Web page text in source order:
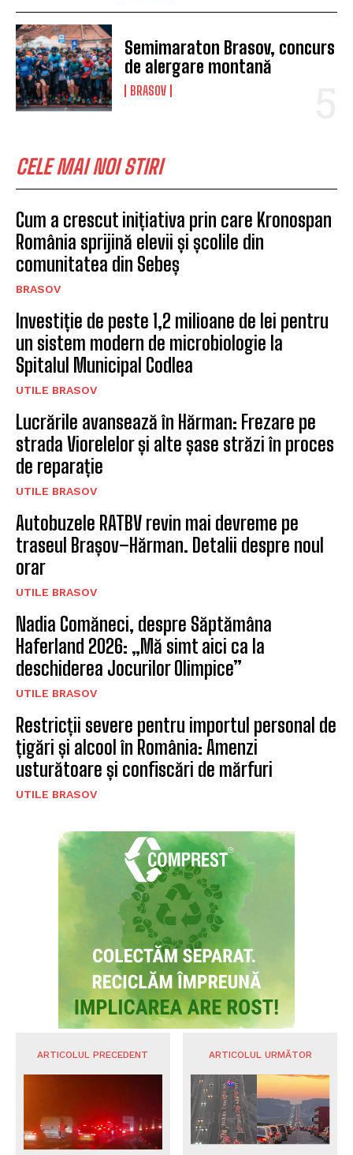
Semimaraton Brasov, concurs
de alergare montană
BRASOV
CELE MAI NOI STIRI
Cum a crescut inițiativa prin care Kronospan
România sprijină elevii și școlile din
comunitatea din Sebeș
BRASOV
Investiție de peste 1,2 milioane de lei pentru
un sistem modern de microbiologie la
Spitalul Municipal Codlea
UTILE BRASOV
Lucrările avansează în Hărman: Frezare pe
strada Viorelelor și alte șase străzi în proces
de reparație
UTILE BRASOV
Autobuzele RATBV revin mai devreme pe
traseul Brașov–Hărman. Detalii despre noul
orar
UTILE BRASOV
Nadia Comăneci, despre Săptămâna
Haferland 2026: „Mă simt aici ca la
deschiderea Jocurilor Olimpice”
UTILE BRASOV
Restricții severe pentru importul personal de
țigări și alcool în România: Amenzi
usturătoare și confiscări de mărfuri
UTILE BRASOV
ARTICOLUL PRECEDENT ARTICOLUL URMĂTOR